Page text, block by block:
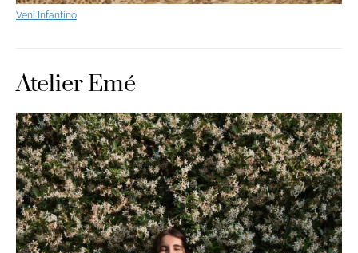
Veni Infantino
Atelier Emé